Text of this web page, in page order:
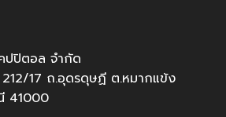
ปปิตอล จำกัด
212/17 ถ.อุดรดุษฏี ต.หมากแข้ง
41000